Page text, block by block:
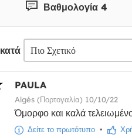
Βαθμολογία 4
PAULA
Algés (Πορτογαλία) 10/10/22
Όμορφο και καλά
Δείτε το πρωτότυπο •